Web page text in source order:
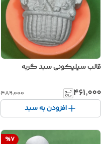
قالب سیلیکونی سبد گربه
۴۶۱٬۰۰۰ ۴۸۹٬۰۰۰
افزودن به سبد
%7